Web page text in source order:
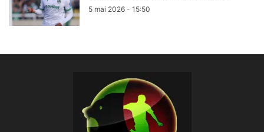
5 mai 2026 - 15:50